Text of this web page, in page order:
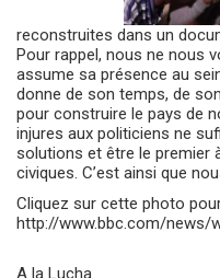
reconstruites dans un
Pour rappel, nous ne nous
assume sa présence au
donne de son temps, de
pour construire le pays de
injures aux politiciens ne
solutions et être le premier
civiques. C’est ainsi que
Cliquez sur cette photo
http://www.bbc.com/news/
A la Lucha